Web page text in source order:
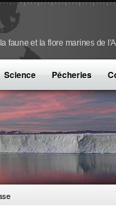
faune et la flore marines de
Science Pêcheries